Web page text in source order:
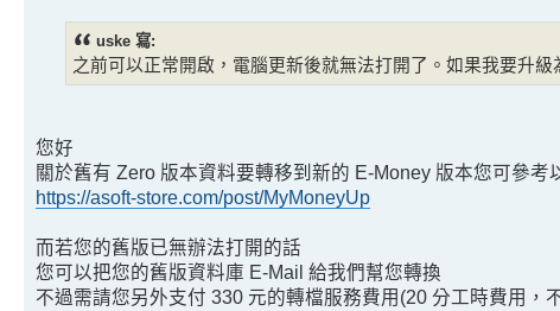
uske 寫:
之前可以正常開啟，電腦更新後就無法打開了。如果我要升級
您好
關於舊有 Zero 版本資料要轉移到新的 E-Money 版本您可參
https://asoft-store.com/post/MyMoneyUp
而若您的舊版已無辦法打開的話
您可以把您的舊版資料庫 E-Mail 給我們幫您轉換
不過需請您另外支付 330 元的轉檔服務費用(20 分工時費用，